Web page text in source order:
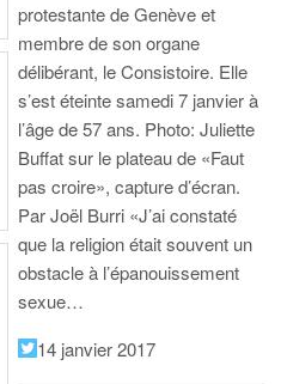
protestante de Genève et
membre de son organe
délibérant, le Consistoire. Elle
s’est éteinte samedi 7 janvier à
l’âge de 57 ans. Photo: Juliette
Buffat sur le plateau de «Faut
pas croire», capture d’écran.
Par Joël Burri «J’ai constaté
que la religion était souvent un
obstacle à l’épanouissement
sexue…
14 janvier 2017